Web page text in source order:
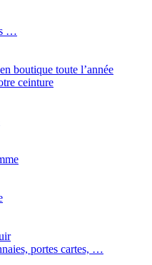
…
boutique toute l’année
ceinture
portes cartes, …